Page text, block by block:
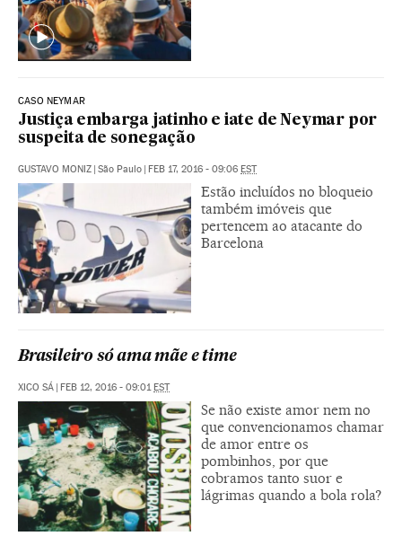
CASO NEYMAR
Justiça embarga jatinho e iate de Neymar por
suspeita de sonegação
GUSTAVO MONIZ | São Paulo | FEB 17, 2016 - 09:06 EST
Estão incluídos no bloqueio
também imóveis que
pertencem ao atacante do
Barcelona
Brasileiro só ama mãe e time
XICO SÁ | FEB 12, 2016 - 09:01 EST
Se não existe amor nem no
que convencionamos chamar
de amor entre os
pombinhos, por que
cobramos tanto suor e
lágrimas quando a bola rola?